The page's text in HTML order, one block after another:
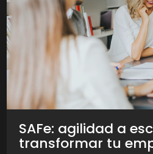
SAFe: agilidad a
transformar tu